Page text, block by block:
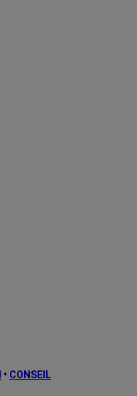
• CONSEIL